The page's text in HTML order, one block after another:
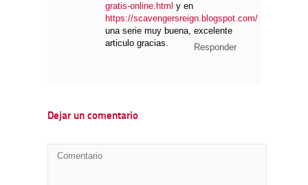
gratis-online.html y en
https://scavengersreign.blogspot.com/
una serie muy buena, excelente
articulo gracias.
Responder
Dejar un comentario